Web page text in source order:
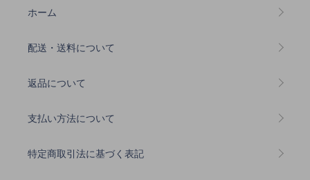
ホーム
配送・送料について
返品について
支払い方法について
特定商取引法に基づく表記